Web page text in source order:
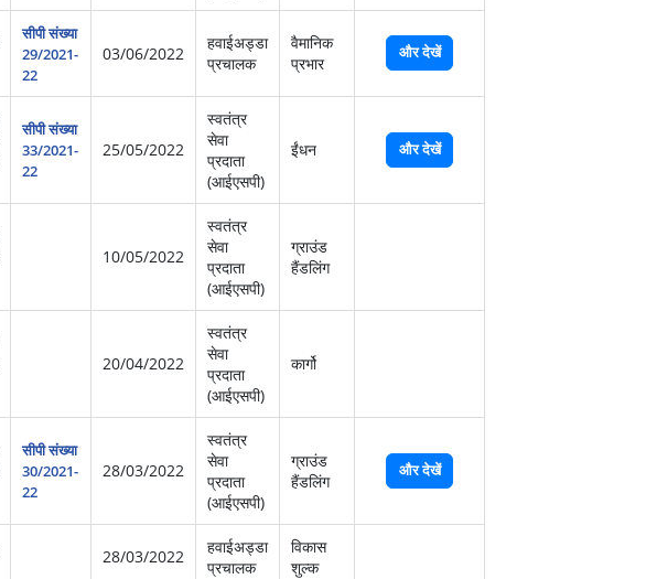
सीपी संख्या
29/2021-
22
03/06/2022
हवाईअड्डा
प्रचालक
वैमानिक
प्रभार
और देखें
सीपी संख्या
33/2021-
22
25/05/2022
स्‍वतंत्र
सेवा
प्रदाता
(आईएसपी)
ईंधन और देखें
10/05/2022
स्‍वतंत्र
सेवा
प्रदाता
(आईएसपी)
ग्राउंड
हैंडलिंग
20/04/2022
स्‍वतंत्र
सेवा
प्रदाता
(आईएसपी)
कार्गो
सीपी संख्या
30/2021-
22
28/03/2022
स्‍वतंत्र
सेवा
प्रदाता
(आईएसपी)
ग्राउंड
हैंडलिंग
और देखें
28/03/2022
हवाईअड्डा
प्रचालक
विकास
शुल्‍क